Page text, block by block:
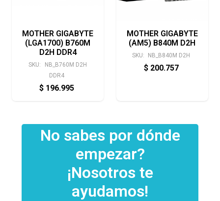
MOTHER GIGABYTE
(LGA1700) B760M
D2H DDR4
SKU:
NB_B760M D2H
DDR4
$ 196.995
MOTHER GIGABYTE
(AM5) B840M D2H
SKU: NB_B840M D2H
$ 200.757
No sabes por dónde
empezar?
¡Nosotros te
ayudamos!